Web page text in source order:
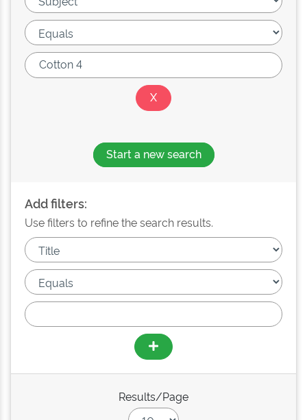
Start a new search
Add filters:
Use filters to refine the search results.
Results/Page